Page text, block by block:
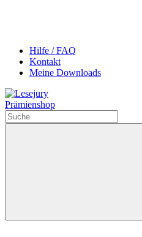
Hilfe / FAQ
Kontakt
Meine Downloads
Prämienshop